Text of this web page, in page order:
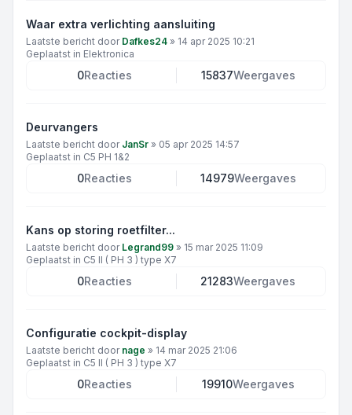
Waar extra verlichting aansluiting
Laatste bericht door Dafkes24 » 14 apr 2025 10:21
Geplaatst in Elektronica
0Reacties 15837Weergaves
Deurvangers
Laatste bericht door JanSr » 05 apr 2025 14:57
Geplaatst in C5 PH 1&2
0Reacties 14979Weergaves
Kans op storing roetfilter...
Laatste bericht door Legrand99 » 15 mar 2025 11:09
Geplaatst in C5 II ( PH 3 ) type X7
0Reacties 21283Weergaves
Configuratie cockpit-display
Laatste bericht door nage » 14 mar 2025 21:06
Geplaatst in C5 II ( PH 3 ) type X7
0Reacties 19910Weergaves